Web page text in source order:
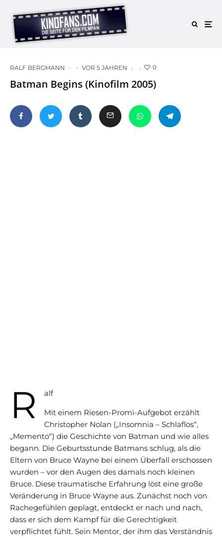
RALF BERGMANN · · VOR 5 JAHREN · · 0
Batman Begins (Kinofilm 2005)
R alf
Mit einem Riesen-Promi-Aufgebot erzählt
Christopher Nolan („Insomnia – Schlaflos“,
„Memento“) die Geschichte von Batman und wie alles
begann. Die Geburtsstunde Batmans schlug, als die
Eltern von Bruce Wayne bei einem Überfall erschossen
wurden – vor den Augen des damals noch kleinen
Bruce. Diese traumatische Erfahrung löst eine große
Veränderung in Bruce Wayne aus. Zunächst noch von
Rachegefühlen geplagt, entdeckt er nach und nach,
dass er sich dem Kampf für die Gerechtigkeit
verpflichtet fühlt. Sein Mentor, der ihm das Verständnis